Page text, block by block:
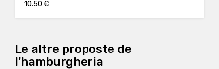
10.50 €
Le altre proposte de
l'hamburgheria